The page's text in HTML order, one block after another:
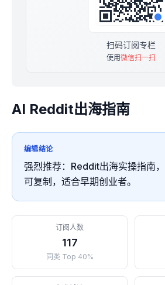
扫码订阅专栏
使用微信扫一扫
AI Reddit出海指南
编辑结论
强烈推荐：Reddit出海实操指南
可复制，适合早期创业者。
订阅人数
117
同类 Top 40%